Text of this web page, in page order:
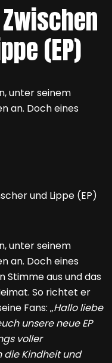
Zwischen
(EP)
unter seinem
an. Doch eines
unter seinem
an. Doch eines
Stimme aus und das
So richtet er
Fans: „Hallo liebe
unsere neue EP
voller
die Kindheit und